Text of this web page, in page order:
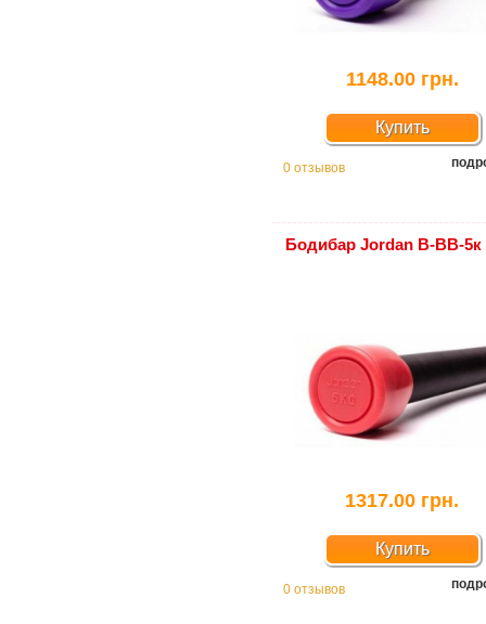
1148.00 грн.
Купить
0 отзывов
Бодибар Jordan В-ВВ-5к
1317.00 грн.
Купить
0 отзывов